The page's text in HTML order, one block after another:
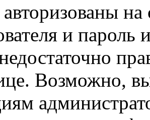
на
и пароль
Возможно,